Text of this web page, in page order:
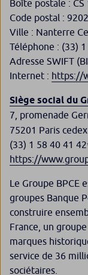
Boîte postale : CS
Code postal :
Ville : Nanterre
Téléphone : (33)
Adresse SWIFT
Internet : https://
Siège social du
7, promenade
75201 Paris
(33) 1 58 40 41 42
https://
Le Groupe BPCE
groupes Banque
construire
France, un
marques
service de 36
sociétaires.